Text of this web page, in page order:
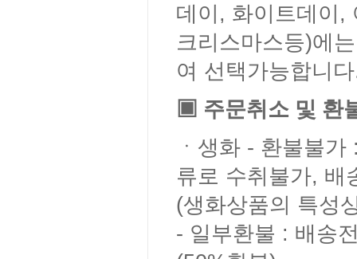
데이, 화이트데이,
크리스마스등)에
여 선택가능합니
▣ 주문취소 및 환
ㆍ생화 - 환불불
류로 수취불가, 배
(생화상품의 특성
- 일부환불 : 배송